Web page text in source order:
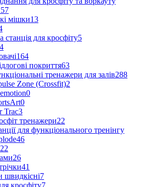
57
мішки13
станція для кросфіту5
4
164
покриття63
тренажери для залів288
Zone (Crossfit)2
0
0
Trac3
тренажери22
для функціонального тренінгу
46
22
26
41
швидкісні7
кросфіту7